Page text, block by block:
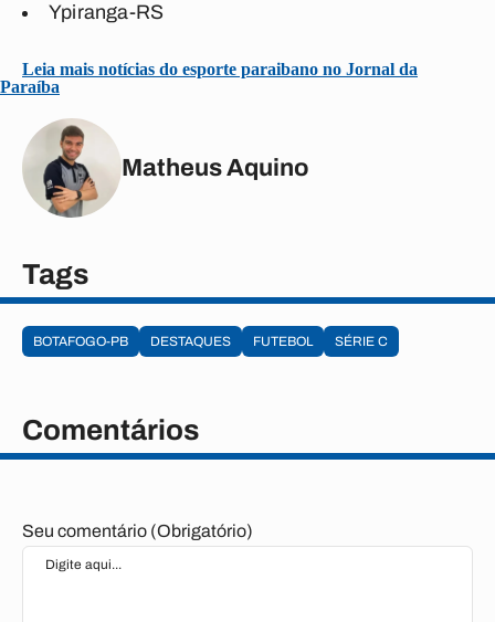
Ypiranga-RS
Leia mais notícias do esporte paraibano no Jornal da
Paraíba
Matheus Aquino
Tags
BOTAFOGO-PB DESTAQUES FUTEBOL SÉRIE C
Comentários
Seu comentário (Obrigatório)